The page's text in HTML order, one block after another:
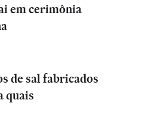
em cerimônia
de sal fabricados
quais